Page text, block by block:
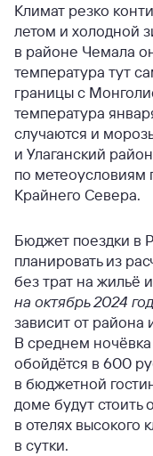
Климат резко
летом и холодной
в районе Чемала
температура тут
границы с
температура
случаются и
и Улаганский
по метеоусловиям
Крайнего Севера.
Бюджет поездки в
планировать из
без трат на жильё
на октябрь 2024
зависит от района
В среднем
обойдётся в 600
в бюджетной
доме будут
в отелях высокого
в сутки.